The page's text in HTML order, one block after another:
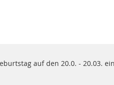
auf den 20.0. - 20.03.